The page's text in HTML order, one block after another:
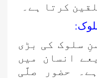
کرتا ہے۔
سلوک کی بڑی
انسان میں
حضور صلَّی